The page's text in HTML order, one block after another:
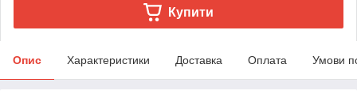
Купити
Опис Характеристики Доставка Оплата Умови